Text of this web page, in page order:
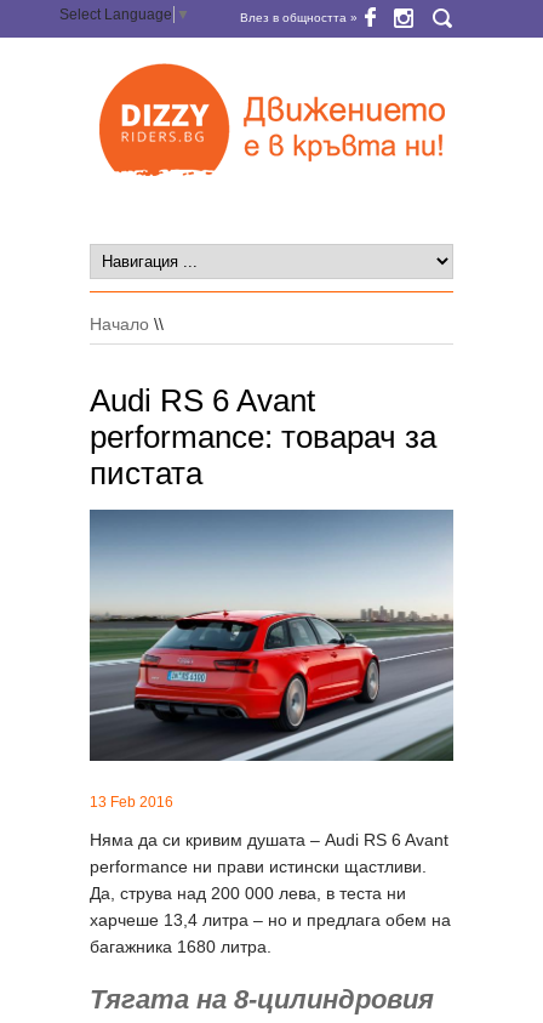
Select Language ▼ Влез в общността »
Начало \\
Audi RS 6 Avant
performance: товарач за
пистата
13 Feb 2016
Няма да си кривим душата – Audi RS 6 Avant
performance ни прави истински щастливи.
Да, струва над 200 000 лева, в теста ни
харчеше 13,4 литра – но и предлага обем на
багажника 1680 литра.
Тягата на 8-цилиндровия